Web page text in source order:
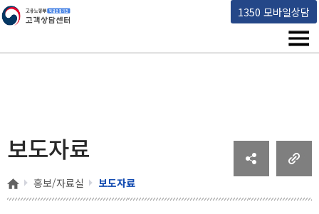
1350 모바일상담
고용노동부 책임운영기관 고객상담센터
메
보도자료
홈 홍보/자료실 보도자료